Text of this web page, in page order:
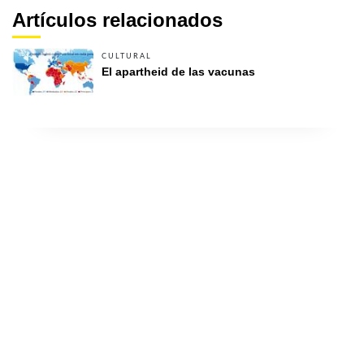
Artículos relacionados
CULTURAL
El apartheid de las vacunas